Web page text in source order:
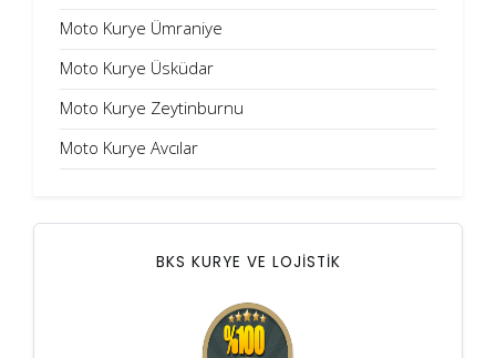
Moto Kurye Ümraniye
Moto Kurye Üsküdar
Moto Kurye Zeytinburnu
Moto Kurye Avcılar
BKS KURYE VE LOJİSTİK